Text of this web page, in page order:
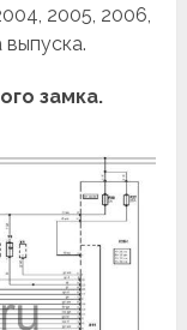
2005, 2006,
выпуска.
замка.